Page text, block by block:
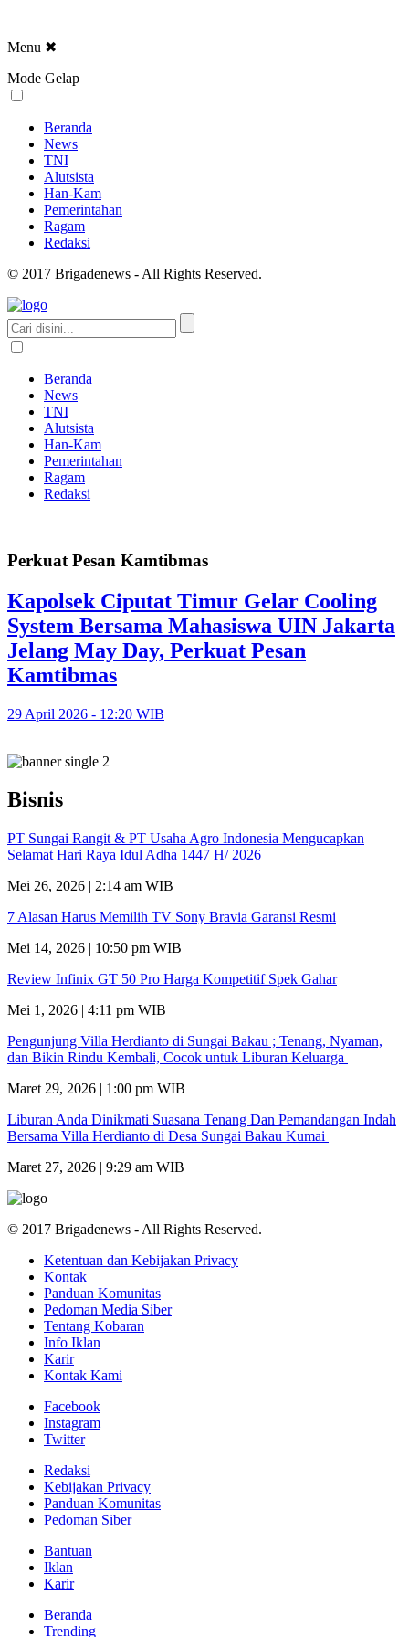
Menu ✖
Mode Gelap
Beranda
News
TNI
Alutsista
Han-Kam
Pemerintahan
Ragam
Redaksi
© 2017 Brigadenews - All Rights Reserved.
Beranda
News
TNI
Alutsista
Han-Kam
Pemerintahan
Ragam
Redaksi
Perkuat Pesan Kamtibmas
Kapolsek Ciputat Timur Gelar Cooling
System Bersama Mahasiswa UIN Jakarta
Jelang May Day, Perkuat Pesan
Kamtibmas
29 April 2026 - 12:20 WIB
Bisnis
PT Sungai Rangit & PT Usaha Agro Indonesia Mengucapkan
Selamat Hari Raya Idul Adha 1447 H/ 2026
Mei 26, 2026 | 2:14 am WIB
7 Alasan Harus Memilih TV Sony Bravia Garansi Resmi
Mei 14, 2026 | 10:50 pm WIB
Review Infinix GT 50 Pro Harga Kompetitif Spek Gahar
Mei 1, 2026 | 4:11 pm WIB
Pengunjung Villa Herdianto di Sungai Bakau ; Tenang, Nyaman,
dan Bikin Rindu Kembali, Cocok untuk Liburan Keluarga
Maret 29, 2026 | 1:00 pm WIB
Liburan Anda Dinikmati Suasana Tenang Dan Pemandangan Indah
Bersama Villa Herdianto di Desa Sungai Bakau Kumai
Maret 27, 2026 | 9:29 am WIB
© 2017 Brigadenews - All Rights Reserved.
Ketentuan dan Kebijakan Privacy
Kontak
Panduan Komunitas
Pedoman Media Siber
Tentang Kobaran
Info Iklan
Karir
Kontak Kami
Facebook
Instagram
Twitter
Redaksi
Kebijakan Privacy
Panduan Komunitas
Pedoman Siber
Bantuan
Iklan
Karir
Beranda
Trending